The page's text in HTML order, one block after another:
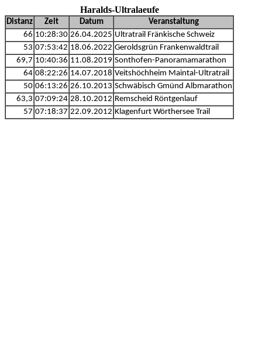
Haralds-Ultralaeufe
Distanz Zeit Datum
Veranstaltung
66 10:28:30 26.04.2025 Ultratrail Fränkische Schweiz
53 07:53:42 18.06.2022 Geroldsgrün Frankenwaldtrail
69,7 10:40:36 11.08.2019 Sonthofen-Panoramamarathon
64 08:22:26 14.07.2018 Veitshöchheim Maintal-Ultratrail
50 06:13:26 26.10.2013 Schwäbisch Gmünd Albmarathon
63,3 07:09:24 28.10.2012 Remscheid Röntgenlauf
57 07:18:37 22.09.2012 Klagenfurt Wörthersee Trail